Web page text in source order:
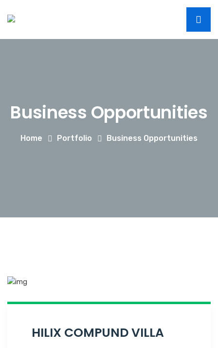
Business Opportunities
Home Portfolio Business Opportunities
HILIX COMPUND VILLA